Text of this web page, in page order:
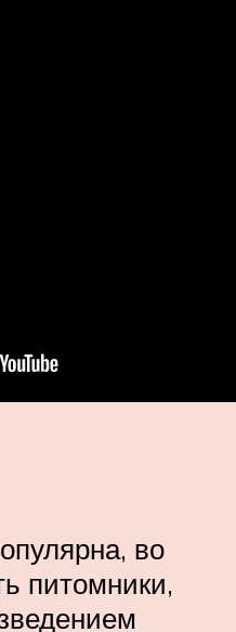
во
питомники,